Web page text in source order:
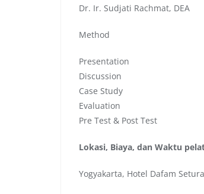
Dr. Ir. Sudjati Rachmat, DEA
Method
Presentation
Discussion
Case Study
Evaluation
Pre Test & Post Test
Lokasi, Biaya, dan Waktu
Yogyakarta, Hotel Dafam